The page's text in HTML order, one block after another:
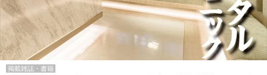
掲載雑誌・書籍